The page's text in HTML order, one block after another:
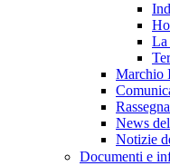
La
Marchio
News
Notizie
Documenti e